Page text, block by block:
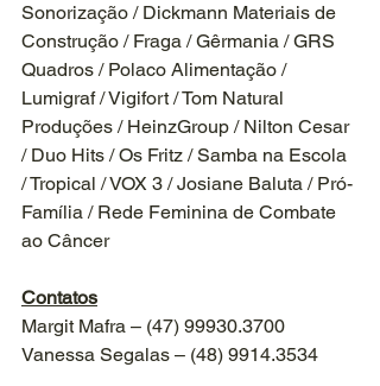
Sonorização / Dickmann Materiais de
Construção / Fraga / Gêrmania / GRS
Quadros / Polaco Alimentação /
Lumigraf / Vigifort / Tom Natural
Produções / HeinzGroup / Nilton Cesar
/ Duo Hits / Os Fritz / Samba na Escola
/ Tropical / VOX 3 / Josiane Baluta / Pró-
Família / Rede Feminina de Combate
ao Câncer
Contatos
Margit Mafra – (47) 99930.3700
Vanessa Segalas – (48) 9914.3534